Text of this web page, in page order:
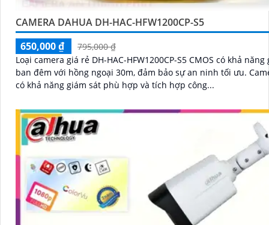
CAMERA DAHUA DH-HAC-HFW1200CP-S5
650,000 ₫
795,000 ₫
Loại camera giá rẻ DH-HAC-HFW1200CP-S5 CMOS có khả
ban đêm với hồng ngoại 30m, đảm bảo sự an ninh tối ưu. Camera này
có khả năng giám sát phù hợp và tích hợp công...